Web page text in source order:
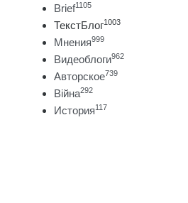
Brief1105
ТекстБлог1003
Мнения999
Видеоблоги962
Авторское739
Війна292
История117